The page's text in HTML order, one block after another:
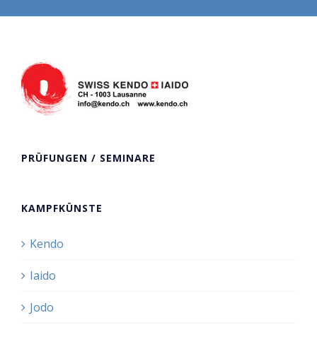
PRÜFUNGEN / SEMINARE
KAMPFKÜNSTE
Kendo
Iaido
Jodo